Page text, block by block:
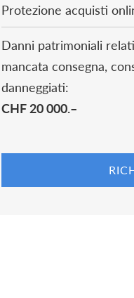
Protezione acquisti
Danni patrimoniali
mancata consegna,
danneggiati:
CHF 20 000.–